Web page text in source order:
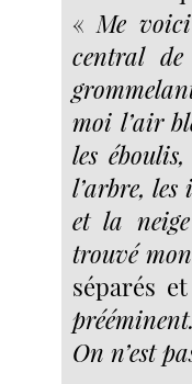
« Me
central de
moi l’air
les
l’arbre, les
et la
trouvé
séparés
On n’est